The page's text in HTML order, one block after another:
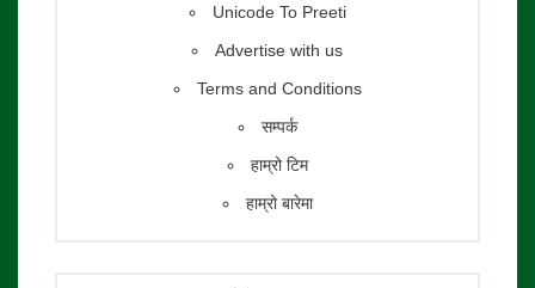
Unicode To Preeti
Advertise with us
Terms and Conditions
सम्पर्क
हाम्रो टिम
हाम्रो बारेमा